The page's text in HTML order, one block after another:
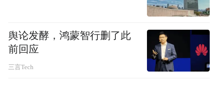
舆论发酵，鸿蒙智行删了此
前回应
三言Tech